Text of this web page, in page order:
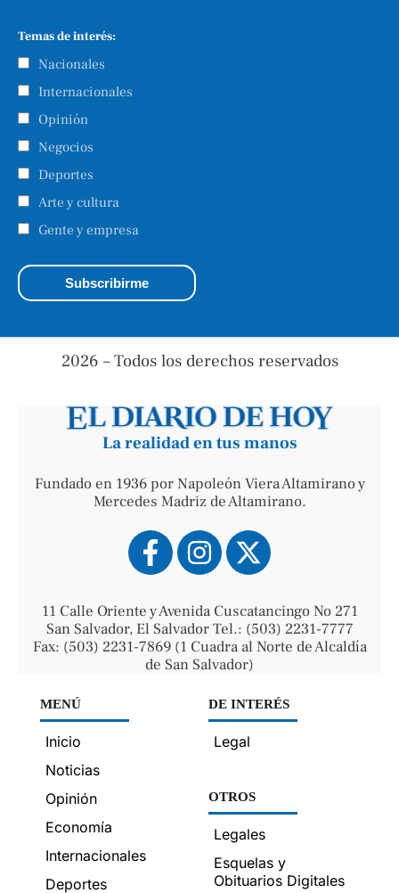
Temas de interés:
Nacionales
Internacionales
Opinión
Negocios
Deportes
Arte y cultura
Gente y empresa
2026 – Todos los derechos reservados
La realidad en tus manos
Fundado en 1936 por Napoleón Viera Altamirano y
Mercedes Madriz de Altamirano.
11 Calle Oriente y Avenida Cuscatancingo No 271
San Salvador, El Salvador Tel.: (503) 2231-7777
Fax: (503) 2231-7869 (1 Cuadra al Norte de Alcaldía
de San Salvador)
MENÚ
Inicio
Noticias
Opinión
Economía
Internacionales
Deportes
DE INTERÉS
Legal
OTROS
Legales
Esquelas y
Obituarios Digitales